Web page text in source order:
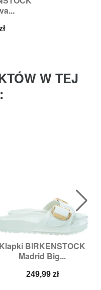
W TEJ
Klapki BIRKENSTOCK
Madrid Big...
Cena
249,99 zł